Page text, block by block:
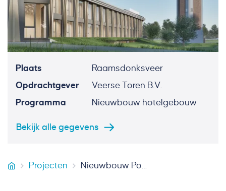
Plaats
Raamsdonksveer
Opdrachtgever
Veerse Toren B.V.
Programma
Nieuwbouw hotelgebouw
Bekijk alle gegevens
VB Bouw
Projecten Nieuwbouw Postillion Hotel Breda-Biesbosch